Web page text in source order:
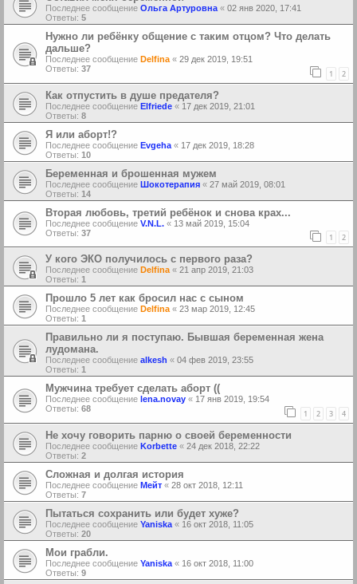
Последнее сообщение Ольга Артуровна « 02 янв 2020, 17:41
Ответы: 5
Нужно ли ребёнку общение с таким отцом? Что делать
дальше?
Последнее сообщение Delfina « 29 дек 2019, 19:51
Ответы: 37 1 2
Как отпустить в душе предателя?
Последнее сообщение Elfriede « 17 дек 2019, 21:01
Ответы: 8
Я или аборт!?
Последнее сообщение Еvgeha « 17 дек 2019, 18:28
Ответы: 10
Беременная и брошенная мужем
Последнее сообщение Шокотерапия « 27 май 2019, 08:01
Ответы: 14
Вторая любовь, третий ребёнок и снова крах...
Последнее сообщение V.N.L. « 13 май 2019, 15:04
Ответы: 37 1 2
У кого ЭКО получилось с первого раза?
Последнее сообщение Delfina« 21 апр 2019, 21:03
Ответы: 1
Прошло 5 лет как бросил нас с сыном
Последнее сообщение Delfina« 23 мар 2019, 12:45
Ответы: 1
Правильно ли я поступаю. Бывшая беременная жена
лудомана.
Последнее сообщение alkesh « 04 фев 2019, 23:55
Ответы: 1
Мужчина требует сделать аборт ((
Последнее сообщение lena.novay « 17 янв 2019, 19:54
Ответы: 68 1 2 3 4
Не хочу говорить парню о своей беременности
Последнее сообщение Korbette « 24 дек 2018, 22:22
Ответы: 2
Сложная и долгая история
Последнее сообщение Мейт « 28 окт 2018, 12:11
Ответы: 7
Пытаться сохранить или будет хуже?
Последнее сообщение Yaniska « 16 окт 2018, 11:05
Ответы: 20
Мои грабли.
Последнее сообщение Yaniska « 16 окт 2018, 11:00
Ответы: 9